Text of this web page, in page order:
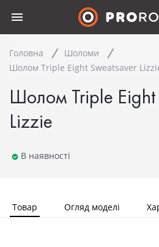
Головна
Шоломи
Шолом Triple Eight Sweatsaver
Шолом Triple Eight
Lizzie
В наявності
Товар Огляд моделі